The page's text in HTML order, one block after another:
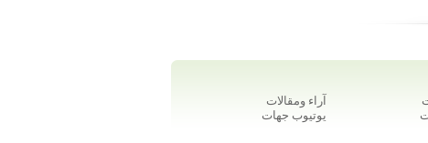
آراء ومقالات
يوتيوب جهات